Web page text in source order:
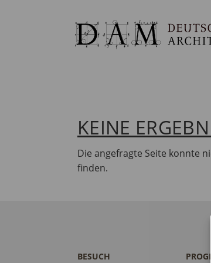
KEINE
Die angefragte Seite konnte
finden.
BESUCH